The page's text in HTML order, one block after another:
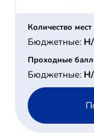
Количество
Бюджетные:
Проходные
Бюджетные: